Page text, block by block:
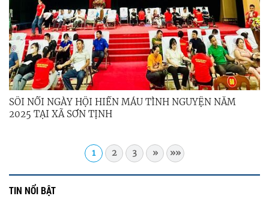
SÔI NỔI NGÀY HỘI HIẾN MÁU TÌNH NGUYỆN NĂM
2025 TẠI XÃ SƠN TỊNH
1 2 3 » »»
TIN NỔI BẬT